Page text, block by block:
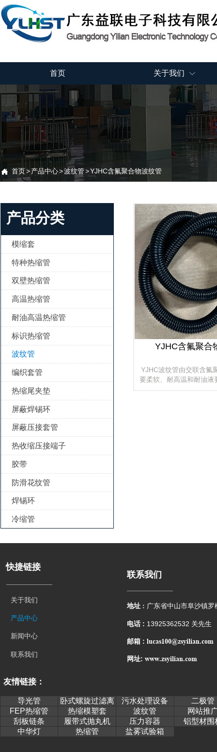
首页 关于我们 
快捷链接
关于我们
产品中心
新闻中心
联系我们
地址 : 广东省中山市阜沙镇罗
电话 : 13925362532 关先生
邮箱 : lucas100@zsyilian.com
网址: www.zsyilian.com
联系我们
导光管
卧式螺旋过滤离
心机
污水处理设备
二极管
FEP热缩管
热缩模塑套 波纹管
网站推
刮板链条
履带式抛丸机 压力容器
铝型材围
中华灯
热缩管 盐雾试验箱
友情链接：
 首页> 产品中心>波纹管>YJHC含氟聚合物波纹管
产品分类
模缩套
特种热缩管
双壁热缩管
高温热缩管
耐油高温热缩管
标识热缩管
波纹管
编织套管
热缩尾夹垫
屏蔽焊锡环
屏蔽压接套管
热收缩压接端子
胶带
防滑花纹管
焊锡环
冷缩管
YJHC含氟聚合
YJHC波纹管由交联含氟
要柔软、耐高温和耐油液